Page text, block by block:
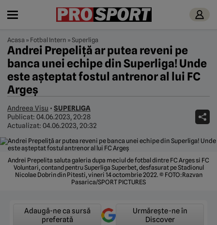
Acasa » Fotbal Intern »Superliga
Andrei Prepeliță ar putea reveni pe
banca unei echipe din Superliga! Unde
este așteptat fostul antrenor al lui FC
Argeș
Andreea Visu • SUPERLIGA
Publicat: 04.06.2023, 20:28
Actualizat: 04.06.2023, 20:32
Andrei Prepelita saluta galeria dupa meciul de fotbal dintre FC Arges si FC
Voluntari, contand pentru Superliga Superbet, desfasurat pe Stadionul
Nicolae Dobrin din Pitesti, vineri 14 octombrie 2022. © FOTO:Razvan
Pasarica/SPORT PICTURES
Adaugă-ne ca sursă
preferată
Urmărește-ne în
Discover